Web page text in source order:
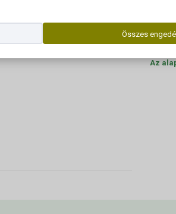
Összes E-
Az